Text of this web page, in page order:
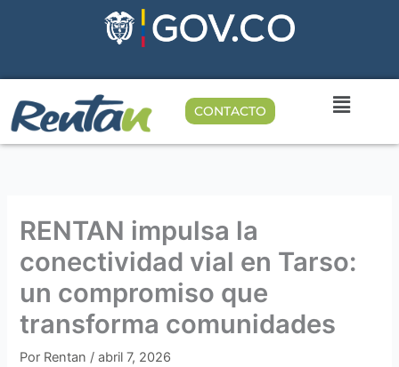
CONTACTO
RENTAN impulsa la
conectividad vial en Tarso:
un compromiso que
transforma comunidades
Por Rentan /abril 7, 2026